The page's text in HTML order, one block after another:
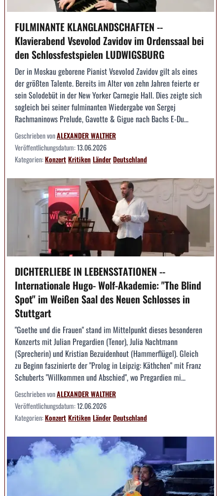
FULMINANTE KLANGLANDSCHAFTEN --
Klavierabend Vsevolod Zavidov im Ordenssaal bei
den Schlossfestspielen LUDWIGSBURG
Der in Moskau geborene Pianist Vsevolod Zavidov gilt als eines
der größten Talente. Bereits im Alter von zehn Jahren feierte er
sein Solodebüt in der New Yorker Carnegie Hall. Dies zeigte sich
sogleich bei seiner fulminanten Wiedergabe von Sergej
Rachmaninows Prelude, Gavotte & Gigue nach Bachs E-Du...
Geschrieben vonALEXANDER WALTHER
Veröffentlichungsdatum:13.06.2026
Kategorien:KonzertKritikenLänderDeutschland
DICHTERLIEBE IN LEBENSSTATIONEN --
Internationale Hugo- Wolf-Akademie: "The Blind
Spot" im Weißen Saal des Neuen Schlosses in
Stuttgart
"Goethe und die Frauen" stand im Mittelpunkt dieses besonderen
Konzerts mit Julian Pregardien (Tenor), Julia Nachtmann
(Sprecherin) und Kristian Bezuidenhout (Hammerflügel). Gleich
zu Beginn faszinierte der "Prolog in Leipzig: Käthchen" mit Franz
Schuberts "Willkommen und Abschied", wo Pregardien mi...
Geschrieben vonALEXANDER WALTHER
Veröffentlichungsdatum:12.06.2026
Kategorien:KonzertKritikenLänderDeutschland